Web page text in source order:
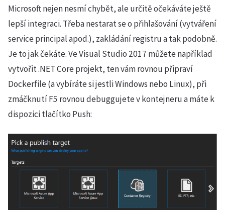
Microsoft nejen nesmí chybět, ale určitě očekáváte ještě
lepší integraci. Třeba nestarat se o přihlašování (vytváření
service principal apod.), zakládání registru a tak podobně.
Je to jak čekáte. Ve Visual Studio 2017 můžete například
vytvořit .NET Core projekt, ten vám rovnou připraví
Dockerfile (a vybíráte si jestli Windows nebo Linux), při
zmáčknutí F5 rovnou debuggujete v kontejneru a máte k
dispozici tlačítko Push: